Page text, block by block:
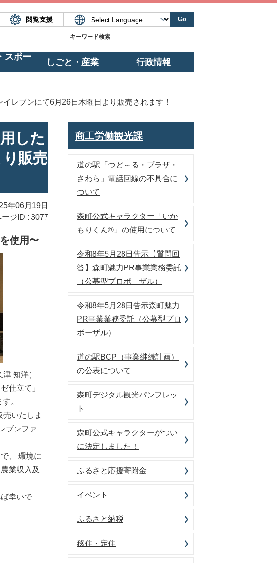
閲覧支援 Go
キーワード検索
スポー
しごと・産業 行政情報
レブンにて6月26日木曜日より販売されます！
した
販売
年06月19日
ージID : 3077
使用〜
知洋）
仕立て」
。
いたしま
ブンファ
、 環境に
業収入及
幸いで
商工労働観光課
道の駅「つど～る・プラザ・
さわら」電話回線の不具合に
ついて
森町公式キャラクター「いか
もりくん®」の使用について
令和8年5月28日告示【質問回
答】森町魅力PR事業業務委託
（公募型プロポーザル）
令和8年5月28日告示森町魅力
PR事業業務委託（公募型プロ
ポーザル）
道の駅BCP（事業継続計画）
の公表について
森町デジタル観光パンフレッ
ト
森町公式キャラクターがつい
に決定しました！
ふるさと応援寄附金
イベント
ふるさと納税
移住・定住